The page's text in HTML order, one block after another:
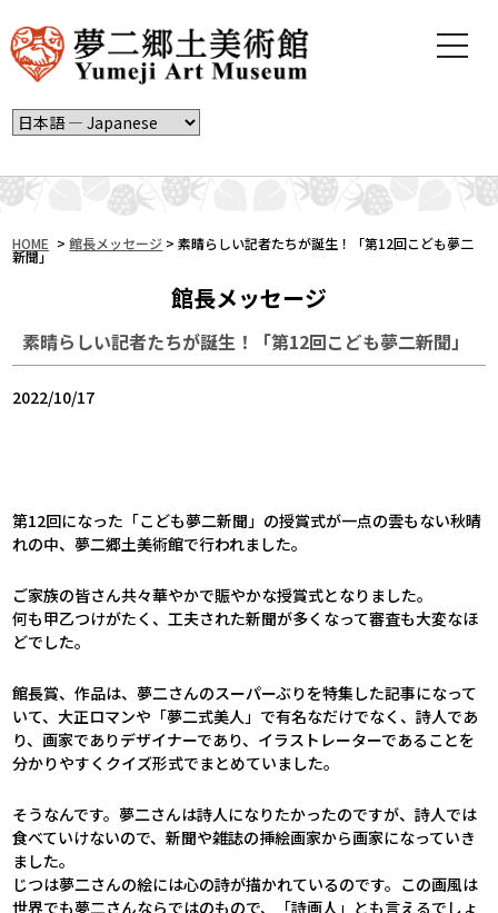
t
n
i
o
HOME >館長メッセージ >素晴らしい記者たちが誕生！「第12回こども夢二
新聞」
館長メッセージ
素晴らしい記者たちが誕生！「第12回こども夢二新聞」
2022/10/17
第12回になった「こども夢二新聞」の授賞式が一点の雲もない秋晴
れの中、夢二郷土美術館で行われました。
ご家族の皆さん共々華やかで賑やかな授賞式となりました。
何も甲乙つけがたく、工夫された新聞が多くなって審査も大変なほ
どでした。
館長賞、作品は、夢二さんのスーパーぶりを特集した記事になって
いて、大正ロマンや「夢二式美人」で有名なだけでなく、詩人であ
り、画家でありデザイナーであり、イラストレーターであることを
分かりやすくクイズ形式でまとめていました。
そうなんです。夢二さんは詩人になりたかったのですが、詩人では
食べていけないので、新聞や雑誌の挿絵画家から画家になっていき
ました。
じつは夢二さんの絵には心の詩が描かれているのです。この画風は
世界でも夢二さんならではのもので、「詩画人」とも言えるでしょ